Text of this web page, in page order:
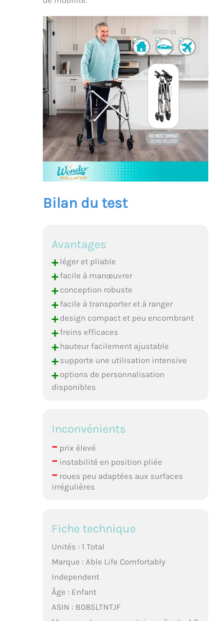
Bilan du test
Avantages
+léger et pliable
+facile à manœuvrer
+conception robuste
+facile à transporter et à ranger
+design compact et peu encombrant
+freins efficaces
+hauteur facilement ajustable
+supporte une utilisation intensive
+options de personnalisation
disponibles
Inconvénients
–prix élevé
–instabilité en position pliée
–roues peu adaptées aux surfaces
irrégulières
Fiche technique
Unités : 1 Total
Marque : Able Life Comfortably
Independent
Âge : Enfant
ASIN : B085LTNTJF